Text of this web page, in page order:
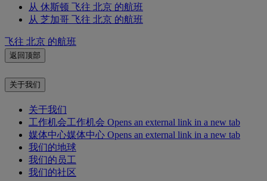
从 休斯顿 飞往 北京 的航班
从 芝加哥 飞往 北京 的航班
飞往 北京 的航班
返回顶部
关于我们
关于我们
工作机会工作机会 Opens an external link in a new tab
媒体中心媒体中心 Opens an external link in a new tab
我们的地球
我们的员工
我们的社区